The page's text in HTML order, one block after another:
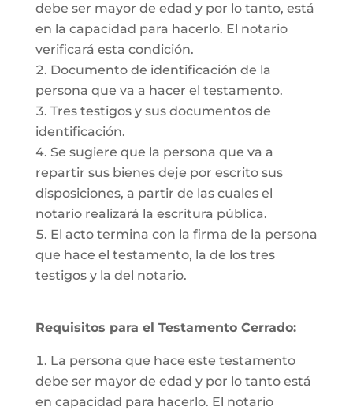
debe ser mayor de edad y por lo tanto, está
en la capacidad para hacerlo. El notario
verificará esta condición.
Documento de identificación de la
persona que va a hacer el testamento.
Tres testigos y sus documentos de
identificación.
Se sugiere que la persona que va a
repartir sus bienes deje por escrito sus
disposiciones, a partir de las cuales el
notario realizará la escritura pública.
El acto termina con la firma de la persona
que hace el testamento, la de los tres
testigos y la del notario.
Requisitos para el Testamento Cerrado:
La persona que hace este testamento
debe ser mayor de edad y por lo tanto está
en capacidad para hacerlo. El notario